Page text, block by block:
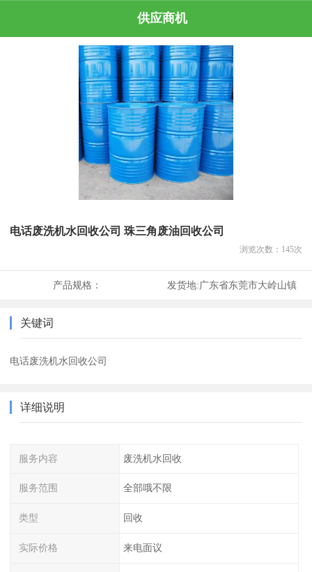
供应商机
电话废洗机水回收公司 珠三角废油回收公司
浏览次数： 145次
产品规格： 发货地:广东省东莞市大岭山镇
关键词
电话废洗机水回收公司
详细说明
服务内容 废洗机水回收
服务范围 全部哦不限
类型 回收
实际价格 来电面议